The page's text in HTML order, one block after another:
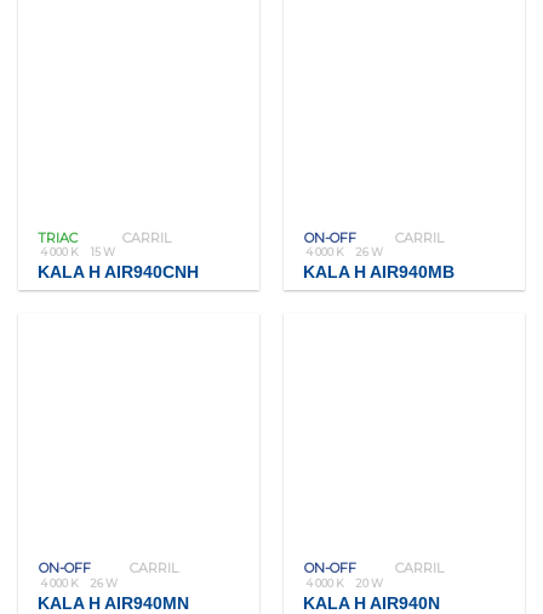
TRIAC CARRIL
4 000 K 15 W
KALA H AIR940CNH
ON-OFF CARRIL
4 000 K 26 W
KALA H AIR940MB
ON-OFF CARRIL
4 000 K 26 W
KALA H AIR940MN
ON-OFF CARRIL
4 000 K 20 W
KALA H AIR940N